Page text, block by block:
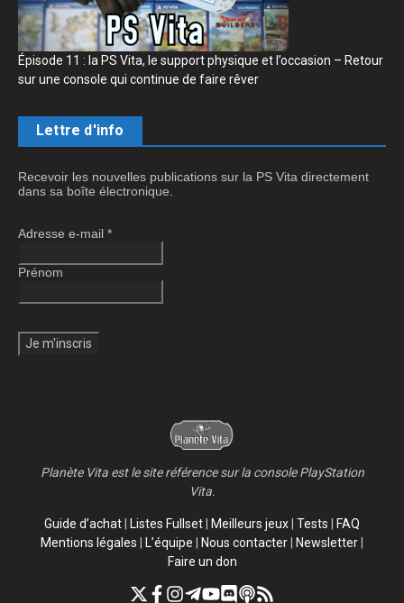
Épisode 11 : la PS Vita, le support physique et l’occasion – Retour
sur une console qui continue de faire rêver
Lettre d'info
Recevoir les nouvelles publications sur la PS Vita directement
dans sa boîte électronique.
Adresse e-mail *
Prénom
Planète Vita est le site référence sur la console PlayStation
Vita.
Guide d’achat Listes Fullset Meilleurs jeux Tests
FAQ
Mentions légales
L’équipe Nous contacter Newsletter
Faire un don